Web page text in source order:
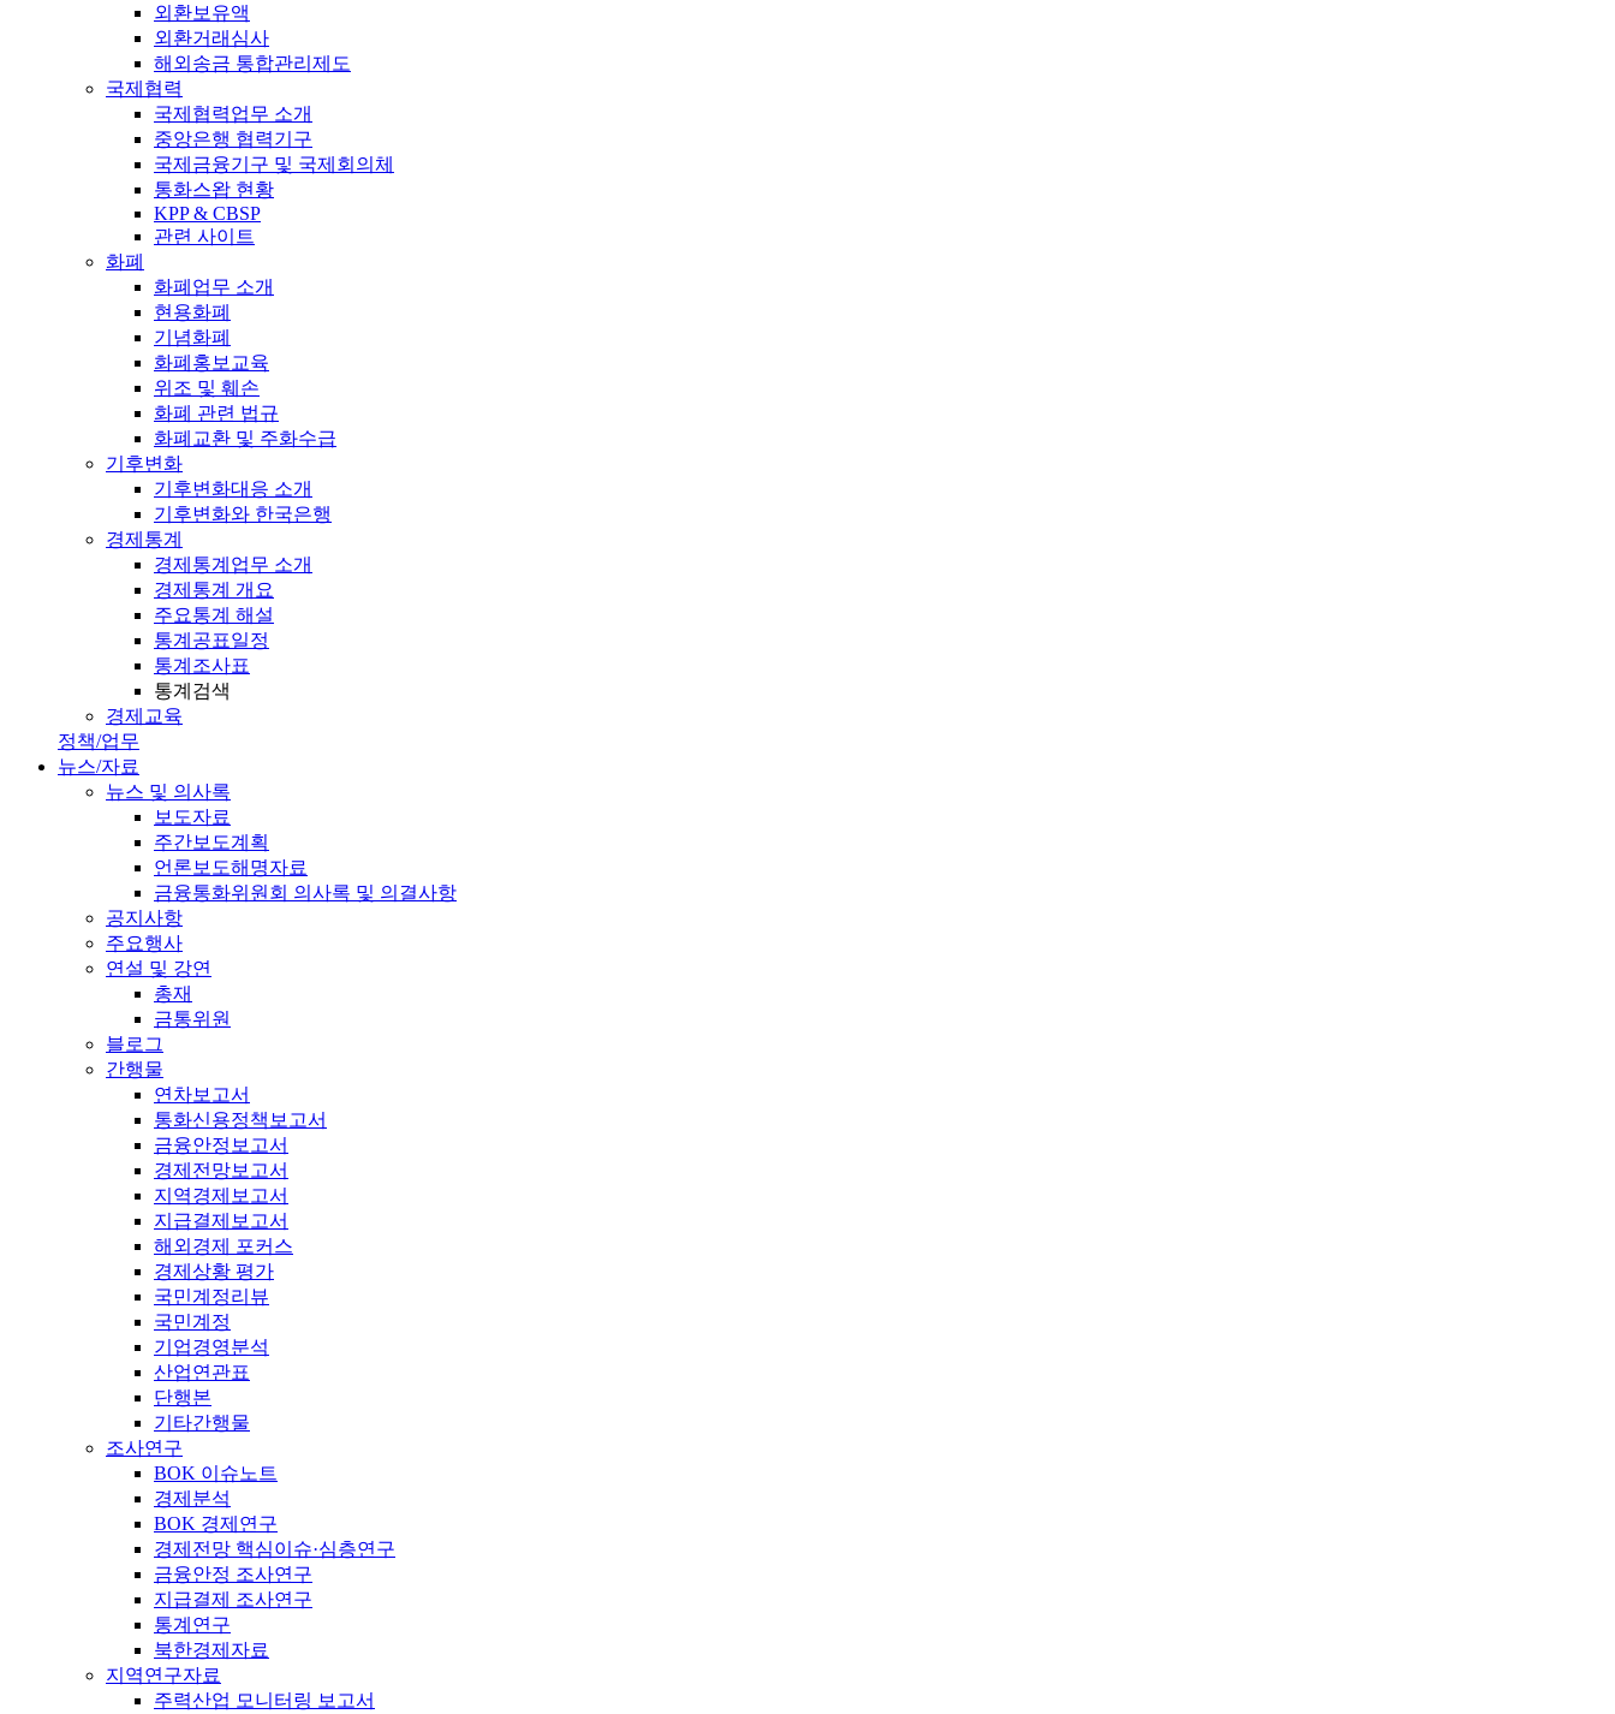
외환보유액
외환거래심사
해외송금 통합관리제도
국제협력
국제협력업무 소개
중앙은행 협력기구
국제금융기구 및 국제회의체
통화스왑 현황
KPP & CBSP
관련 사이트
화폐
화폐업무 소개
현용화폐
기념화폐
화폐홍보교육
위조 및 훼손
화폐 관련 법규
화폐교환 및 주화수급
기후변화
기후변화대응 소개
기후변화와 한국은행
경제통계
경제통계업무 소개
경제통계 개요
주요통계 해설
통계공표일정
통계조사표
통계검색
경제교육
정책/업무
뉴스/자료
뉴스 및 의사록
보도자료
주간보도계획
언론보도해명자료
금융통화위원회 의사록 및 의결사항
공지사항
주요행사
연설 및 강연
총재
금통위원
블로그
간행물
연차보고서
통화신용정책보고서
금융안정보고서
경제전망보고서
지역경제보고서
지급결제보고서
해외경제 포커스
경제상황 평가
국민계정리뷰
국민계정
기업경영분석
산업연관표
단행본
기타간행물
조사연구
BOK 이슈노트
경제분석
BOK 경제연구
경제전망 핵심이슈·심층연구
금융안정 조사연구
지급결제 조사연구
통계연구
북한경제자료
지역연구자료
주력산업 모니터링 보고서